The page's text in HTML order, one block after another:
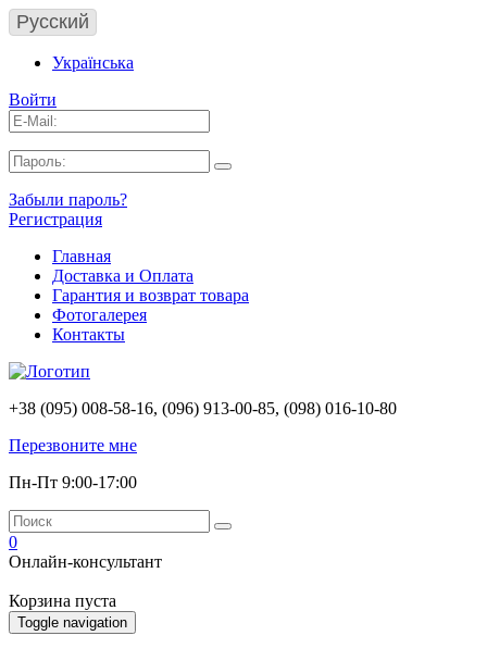
Русский
Українська
Войти
Забыли пароль?
Регистрация
Главная
Доставка и Оплата
Гарантия и возврат товара
Фотогалерея
Контакты
+38 (095) 008-58-16, (096) 913-00-85, (098) 016-10-80
Перезвоните мне
Пн-Пт 9:00-17:00
0
Онлайн-консультант
Корзина пуста
Toggle navigation